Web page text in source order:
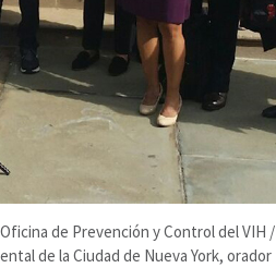
de Prevención y Control del VIH /
de la Ciudad de Nueva York, orador